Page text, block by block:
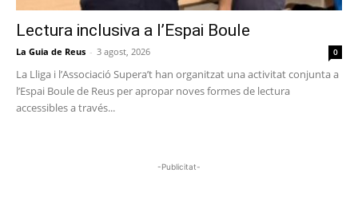
Lectura inclusiva a l’Espai Boule
La Guia de Reus - 3 agost, 2026 0
La Lliga i l’Associació Supera’t han organitzat una activitat conjunta a
l’Espai Boule de Reus per apropar noves formes de lectura
accessibles a través...
-Publicitat-